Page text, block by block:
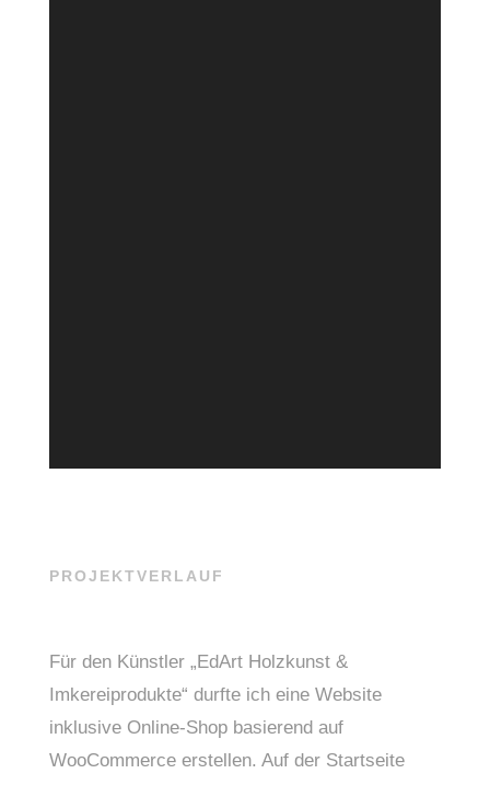
PROJEKTVERLAUF
Für den Künstler „EdArt Holzkunst &
Imkereiprodukte“ durfte ich eine Website
inklusive Online-Shop basierend auf
WooCommerce erstellen. Auf der Startseite